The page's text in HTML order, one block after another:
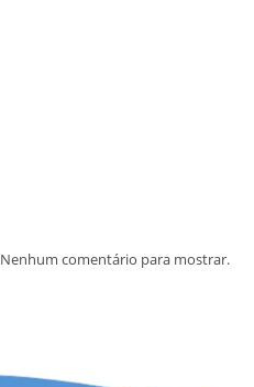
Nenhum comentário para mostrar.